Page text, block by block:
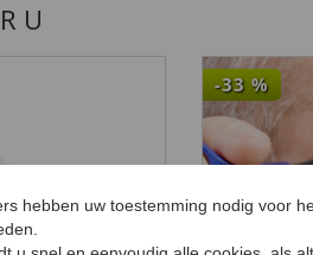
U
-33 %
hebben uw toestemming nodig voor